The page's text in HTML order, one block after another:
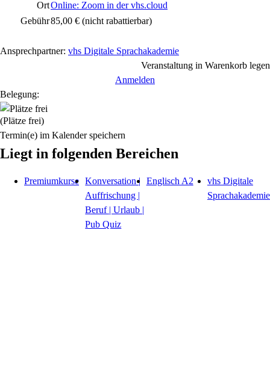
OrtOnline: Zoom in der vhs.cloud
Gebühr85,00 € (nicht rabattierbar)
Ansprechpartner: vhs Digitale Sprachakademie
Veranstaltung in Warenkorb legen
Anmelden
Belegung:
(Plätze frei)
Termin(e) im Kalender speichern
Liegt in folgenden Bereichen
Premiumkurse
Konversation |
Auffrischung |
Beruf | Urlaub |
Pub Quiz
Englisch A2
vhs Digitale
Sprachakademie